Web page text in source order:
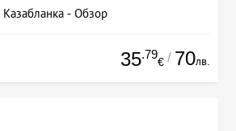
Казабланка - Обзор
35.79
€ / 70лв.